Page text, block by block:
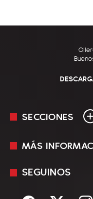
SECCIONES
En Vivo
MÁS
Mediakit
Términos y
SEGUINOS